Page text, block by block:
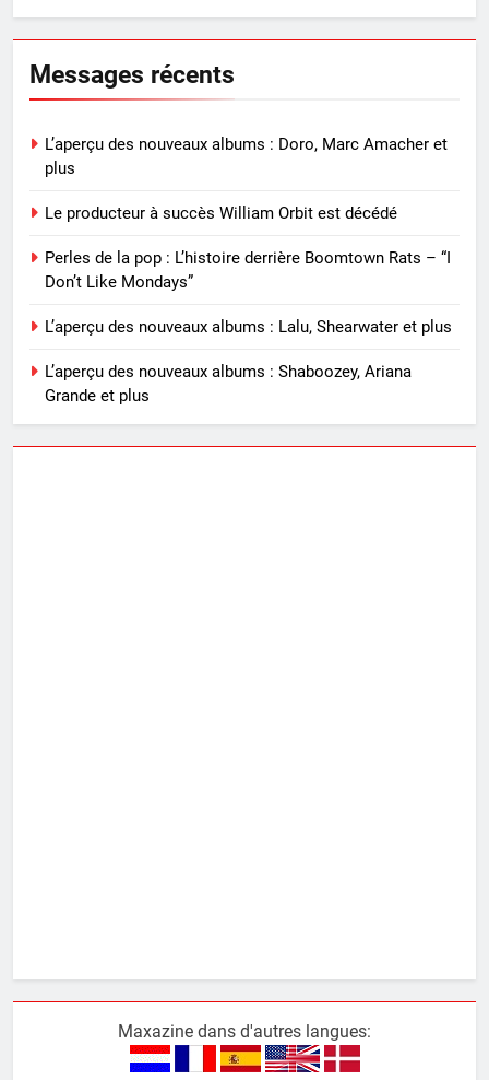
Messages récents
L’aperçu des nouveaux albums : Doro, Marc Amacher et
plus
Le producteur à succès William Orbit est décédé
Perles de la pop : L’histoire derrière Boomtown Rats – “I
Don’t Like Mondays”
L’aperçu des nouveaux albums : Lalu, Shearwater et plus
L’aperçu des nouveaux albums : Shaboozey, Ariana
Grande et plus
Maxazine dans d'autres langues: